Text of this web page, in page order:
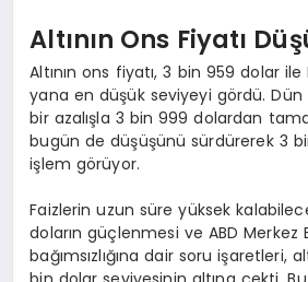
Altının Ons Fiyatı
Altının ons fiyatı, 3 bin 959 dolar ile
yana en düşük seviyeyi gördü. Dün
bir azalışla 3 bin 999 dolardan
bugün de düşüşünü sürdürerek 3
işlem görüyor.
Faizlerin uzun süre yüksek
doların güçlenmesi ve ABD Merkez
bağımsızlığına dair soru işaretleri,